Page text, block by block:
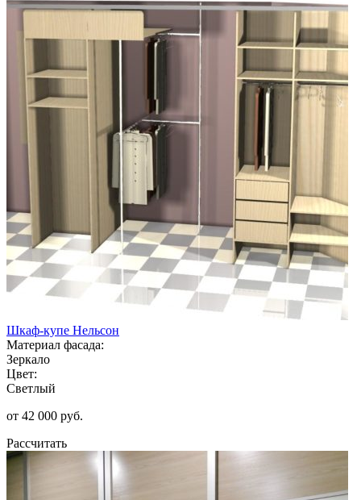
Шкаф-купе Нельсон
Материал фасада:
Зеркало
Цвет:
Светлый
от 42 000 руб.
Рассчитать